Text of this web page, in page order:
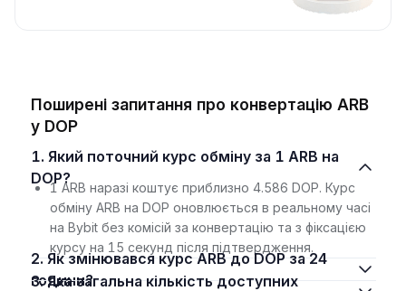
Поширені запитання про конвертацію ARB
у DOP
1. Який поточний курс обміну за 1 ARB на
DOP?
1 ARB наразі коштує приблизно 4.586 DOP. Курс
обміну ARB на DOP оновлюється в реальному часі
на Bybit без комісій за конвертацію та з фіксацією
курсу на 15 секунд після підтвердження.
2. Як змінювався курс ARB до DOP за 24
години?
3. Яка загальна кількість доступних